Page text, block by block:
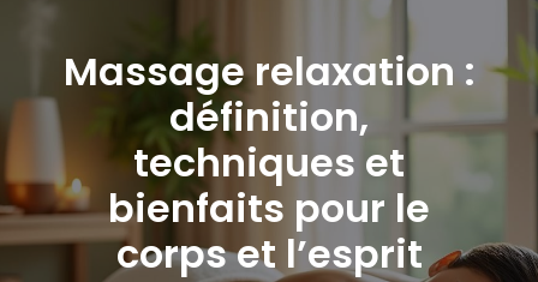
Massage relaxation :
définition,
techniques et
bienfaits pour le
corps et l’esprit